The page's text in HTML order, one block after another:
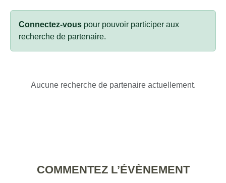
Connectez-vous pour pouvoir participer aux
recherche de partenaire.
Aucune recherche de partenaire actuellement.
COMMENTEZ L’ÉVÈNEMENT